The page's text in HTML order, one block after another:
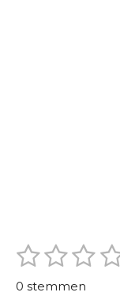
R
1
s
2
s
3
s
4
0 stemmen